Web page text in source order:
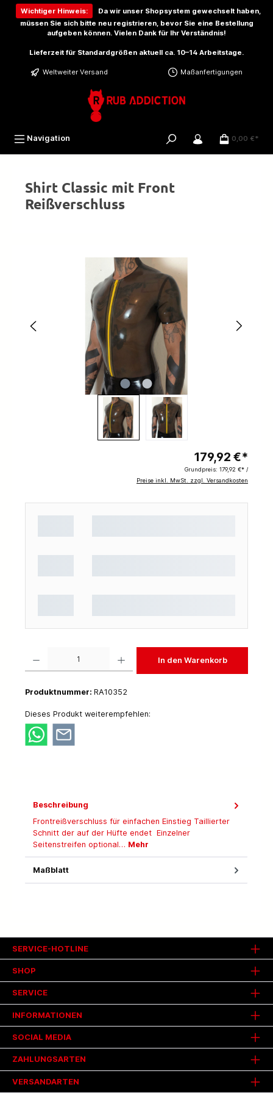
springen
Wichtiger Hinweis:
Da wir unser Shopsystem gewechselt haben,
müssen Sie sich bitte neu registrieren, bevor Sie eine Bestellung
aufgeben können. Vielen Dank für Ihr Verständnis!
Lieferzeit für Standardgrößen aktuell ca. 10–14 Arbeitstage.
Weltweiter Versand Maßanfertigungen
Navigation 0,00 €*
Shirt Classic mit Front
Reißverschluss
179,92 €*
Grundpreis: 179,92 €* /
Preise inkl. MwSt. zzgl. Versandkosten
In den Warenkorb
Produktnummer: RA10352
Dieses Produkt weiterempfehlen:
Beschreibung
Frontreißverschluss für einfachen Einstieg Taillierter
Schnitt der auf der Hüfte endet Einzelner
Seitenstreifen optional… Mehr
Maßblatt
SHOP
SERVICE
INFORMATIONEN
SERVICE-HOTLINE
SOCIAL MEDIA
ZAHLUNGSARTEN
VERSANDARTEN